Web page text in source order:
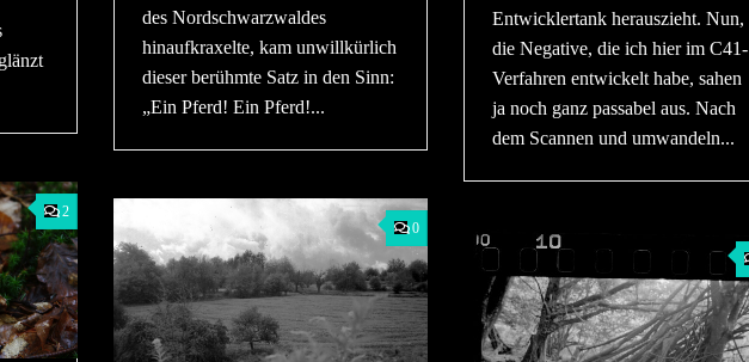
des Nordschwarzwaldes
hinaufkraxelte, kam unwillkürlich
dieser berühmte Satz in den Sinn:
„Ein Pferd! Ein Pferd!...
Entwicklertank herauszieht. Nun,
die Negative, die ich hier im C41-
Verfahren entwickelt habe, sahen
ja noch ganz passabel aus. Nach
dem Scannen und umwandeln...
2
0